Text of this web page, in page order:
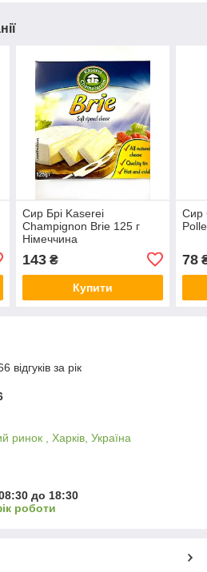
Сир Брі Kaserei
Champignon Brie 125 г
Німеччина
143₴
Купити
Сир
78
за рік
ринок , Харків, Україна
до 18:30
роботи